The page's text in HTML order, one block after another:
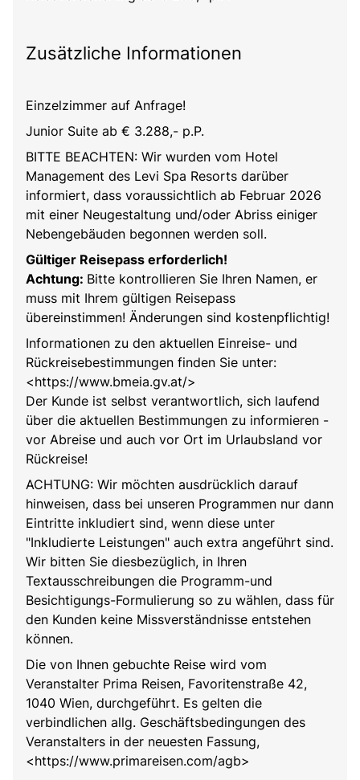
Zusätzliche Informationen
Einzelzimmer auf Anfrage!
Junior Suite ab € 3.288,- p.P.
BITTE BEACHTEN: Wir wurden vom Hotel
Management des Levi Spa Resorts darüber
informiert, dass voraussichtlich ab Februar 2026
mit einer Neugestaltung und/oder Abriss einiger
Nebengebäuden begonnen werden soll.
Gültiger Reisepass erforderlich!
Achtung: Bitte kontrollieren Sie Ihren Namen, er
muss mit Ihrem gültigen Reisepass
übereinstimmen! Änderungen sind kostenpflichtig!
Informationen zu den aktuellen Einreise- und
Rückreisebestimmungen finden Sie unter:
<https://www.bmeia.gv.at/>
Der Kunde ist selbst verantwortlich, sich laufend
über die aktuellen Bestimmungen zu informieren -
vor Abreise und auch vor Ort im Urlaubsland vor
Rückreise!
ACHTUNG: Wir möchten ausdrücklich darauf
hinweisen, dass bei unseren Programmen nur dann
Eintritte inkludiert sind, wenn diese unter
"Inkludierte Leistungen" auch extra angeführt sind.
Wir bitten Sie diesbezüglich, in Ihren
Textausschreibungen die Programm-und
Besichtigungs-Formulierung so zu wählen, dass für
den Kunden keine Missverständnisse entstehen
können.
Die von Ihnen gebuchte Reise wird vom
Veranstalter Prima Reisen, Favoritenstraße 42,
1040 Wien, durchgeführt. Es gelten die
verbindlichen allg. Geschäftsbedingungen des
Veranstalters in der neuesten Fassung,
<https://www.primareisen.com/agb>